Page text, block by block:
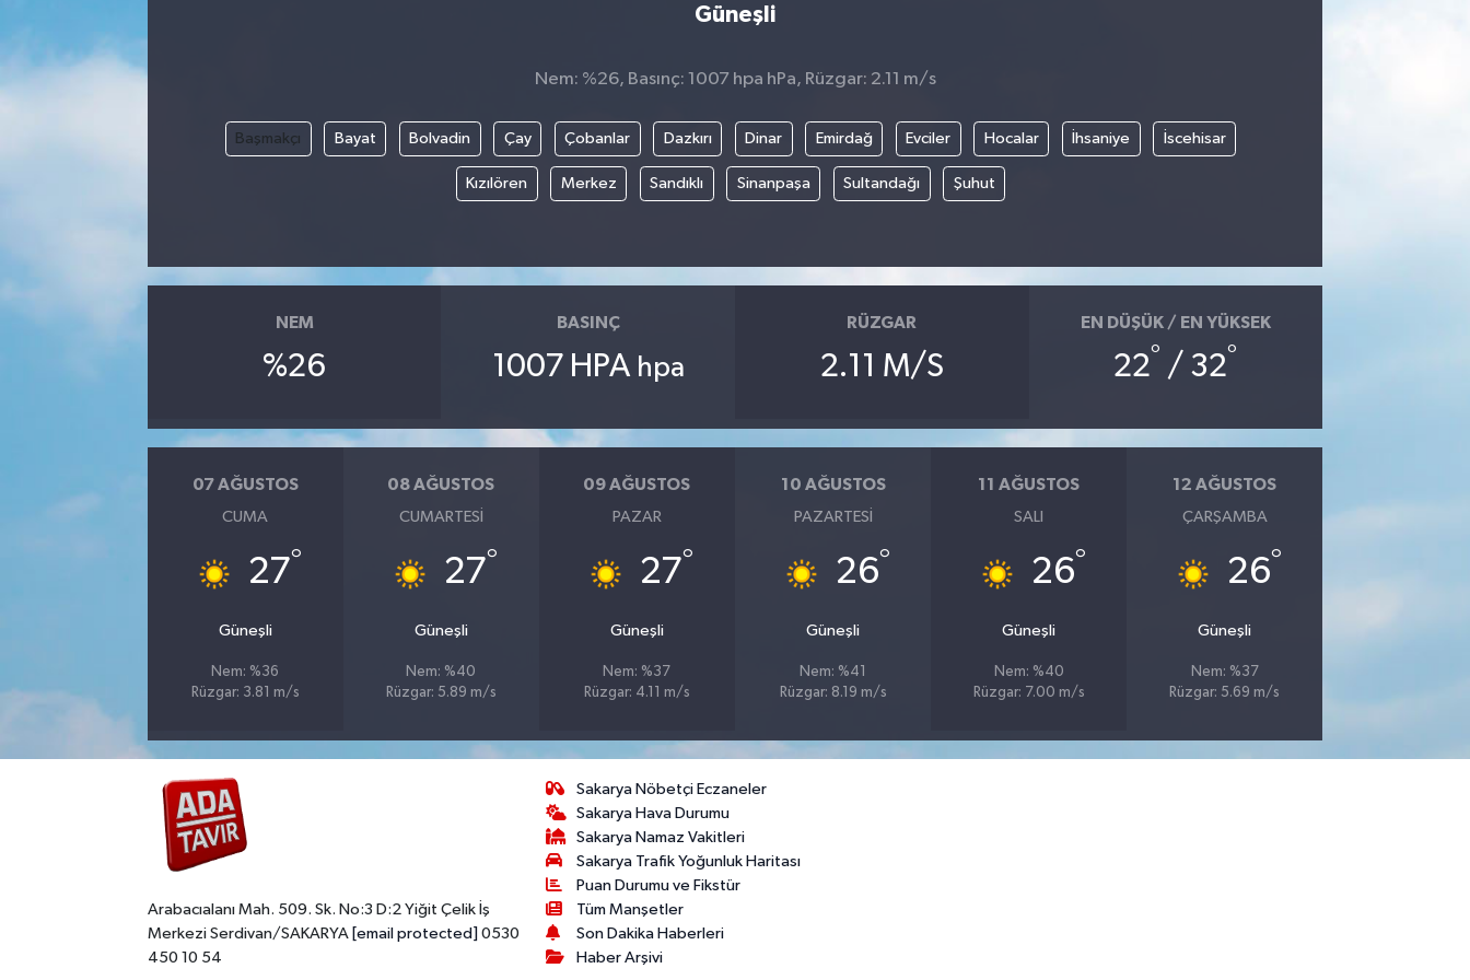
Güneşli
Nem: %26, Basınç: 1007 hpa hPa, Rüzgar: 2.11 m/s
Başmakçı Bayat Bolvadin Çay Çobanlar Dazkırı Dinar Emirdağ Evciler Hocalar İhsaniye İscehisar
Kızılören Merkez Sandıklı Sinanpaşa Sultandağı Şuhut
NEM
%26
BASINÇ
1007 HPA hpa
RÜZGAR
2.11 M/S
EN DÜŞÜK / EN YÜKSEK
22° / 32°
07 AĞUSTOS
CUMA
27°
Güneşli
Nem: %36
Rüzgar: 3.81 m/s
08 AĞUSTOS
CUMARTESI
27°
Güneşli
Nem: %40
Rüzgar: 5.89 m/s
09 AĞUSTOS
PAZAR
27°
Güneşli
Nem: %37
Rüzgar: 4.11 m/s
10 AĞUSTOS
PAZARTESI
26°
Güneşli
Nem: %41
Rüzgar: 8.19 m/s
11 AĞUSTOS
SALI
26°
Güneşli
Nem: %40
Rüzgar: 7.00 m/s
12 AĞUSTOS
ÇARŞAMBA
26°
Güneşli
Nem: %37
Rüzgar: 5.69 m/s
Arabacıalanı Mah. 509. Sk. No:3 D:2 Yiğit Çelik İş
Merkezi Serdivan/SAKARYA [email protected] 0530
450 10 54
Sakarya Nöbetçi Eczaneler
Sakarya Hava Durumu
Sakarya Namaz Vakitleri
Sakarya Trafik Yoğunluk Haritası
Puan Durumu ve Fikstür
Tüm Manşetler
Son Dakika Haberleri
Haber Arşivi